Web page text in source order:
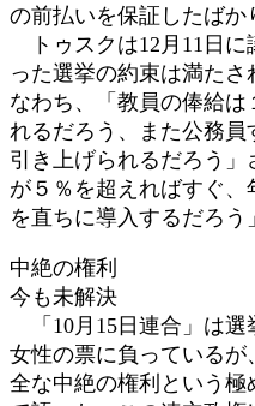
の前払いを保証したばか
トゥスクは12月11日に
った選挙の約束は満た
なわち、「教員の俸給は
れるだろう、また公務員
引き上げられるだろう
が５％を超えればすぐ
を直ちに導入するだろう
中絶の権利
今も未解決
「10月15日連合」は選
女性の票に負っている
全な中絶の権利という